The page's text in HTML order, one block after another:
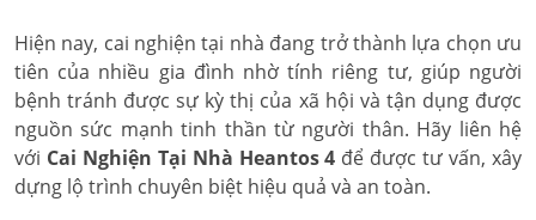
Hiện nay, cai nghiện tại nhà đang trở thành lựa chọn ưu
tiên của nhiều gia đình nhờ tính riêng tư, giúp người
bệnh tránh được sự kỳ thị của xã hội và tận dụng được
nguồn sức mạnh tinh thần từ người thân. Hãy liên hệ
với Cai Nghiện Tại Nhà Heantos 4 để được tư vấn, xây
dựng lộ trình chuyên biệt hiệu quả và an toàn.